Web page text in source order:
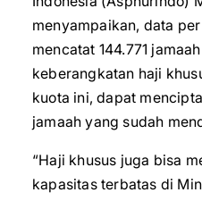
menyampaikan, data
mencatat 144.771
keberangkatan haji
kuota ini, dapat
jamaah yang sudah
“Haji khusus juga bisa
kapasitas terbatas di